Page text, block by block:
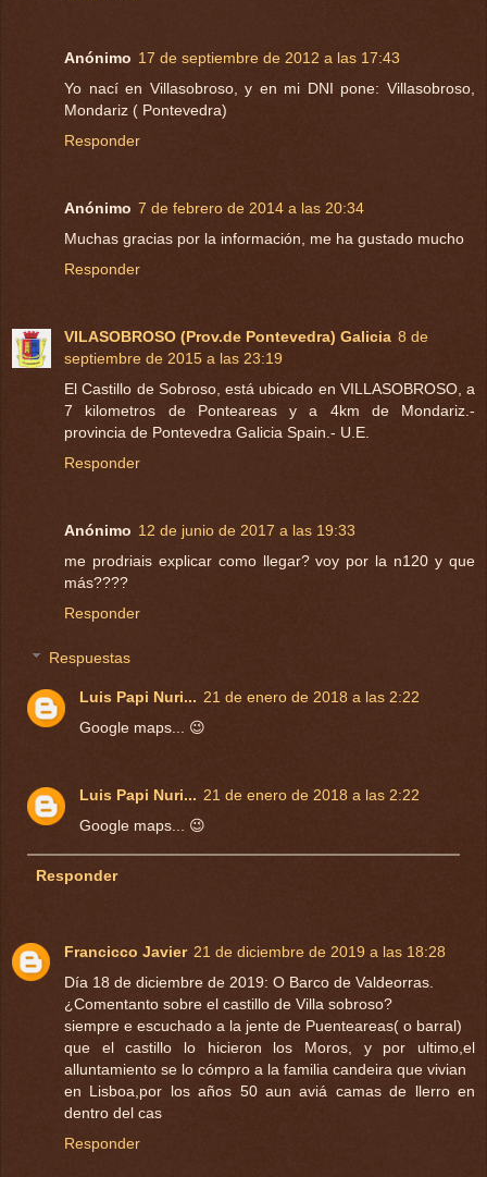
Anónimo 17 de septiembre de 2012 a las 17:43
Yo nací en Villasobroso, y en mi DNI pone: Villasobroso,
Mondariz ( Pontevedra)
Responder
Anónimo 7 de febrero de 2014 a las 20:34
Muchas gracias por la información, me ha gustado mucho
Responder
VILASOBROSO (Prov.de Pontevedra) Galicia 8 de
septiembre de 2015 a las 23:19
El Castillo de Sobroso, está ubicado en VILLASOBROSO, a
7 kilometros de Ponteareas y a 4km de Mondariz.-
provincia de Pontevedra Galicia Spain.- U.E.
Responder
Anónimo 12 de junio de 2017 a las 19:33
me prodriais explicar como llegar? voy por la n120 y que
más????
Responder
Respuestas
Luis Papi Nuri... 21 de enero de 2018 a las 2:22
Google maps... 😉
Luis Papi Nuri... 21 de enero de 2018 a las 2:22
Google maps... 😉
Responder
Francicco Javier 21 de diciembre de 2019 a las 18:28
Día 18 de diciembre de 2019: O Barco de Valdeorras.
¿Comentanto sobre el castillo de Villa sobroso?
siempre e escuchado a la jente de Puenteareas( o barral)
que el castillo lo hicieron los Moros, y por ultimo,el
alluntamiento se lo cómpro a la familia candeira que vivian
en Lisboa,por los años 50 aun aviá camas de llerro en
dentro del cas
Responder